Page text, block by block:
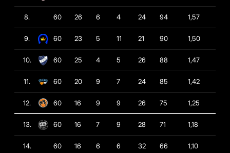
8. 60 26 6 4 24 94 1,57
9. 60 23 5 11 21 90 1,50
10. 60 25 4 5 26 88 1,47
11. 60 20 9 7 24 85 1,42
12. 60 16 9 9 26 75 1,25
13. 60 16 7 9 28 71 1,18
14. 60 16 6 6 32 66 1,10